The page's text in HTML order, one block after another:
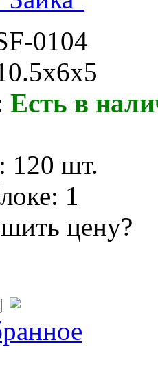
0104
Есть в
120 шт.
1
цену?